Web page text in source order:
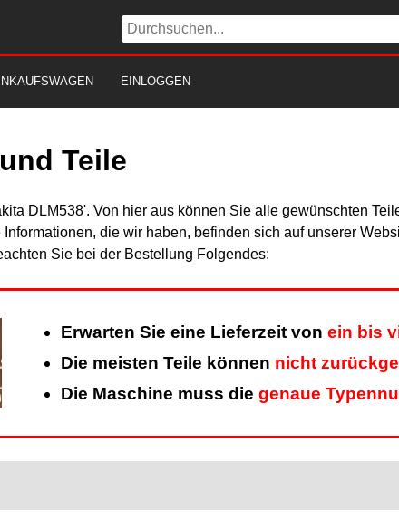
EINLOGGEN
Teile
DLM538'. Von hier aus können Sie alle gewünschten
die wir haben, befinden sich auf unserer
Sie bei der Bestellung Folgendes:
Erwarten Sie eine Lieferzeit von ein bis
Die meisten Teile können nicht
Die Maschine muss die genaue